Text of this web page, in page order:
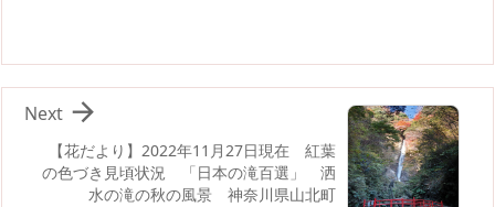
【花だより】2022年11月27日現在 紅葉
の色づき見頃状況 「日本の滝百選」 洒
水の滝の秋の風景 神奈川県山北町

Next